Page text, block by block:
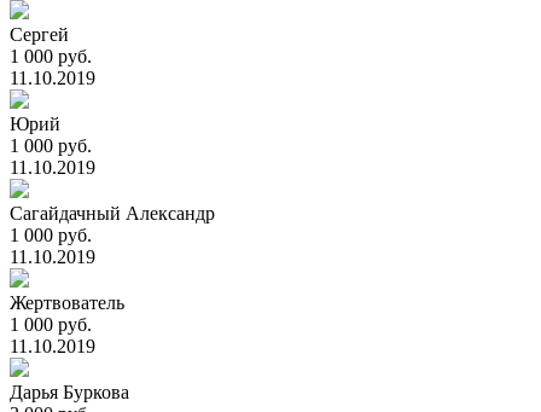
Сергей
1 000 руб.
11.10.2019
Юрий
1 000 руб.
11.10.2019
Сагайдачный Александр
1 000 руб.
11.10.2019
Жертвователь
1 000 руб.
11.10.2019
Дарья Буркова